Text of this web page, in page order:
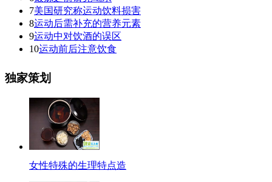
7美国研究称运动饮料损害
8运动后需补充的营养元素
9运动中对饮酒的误区
10运动前后注意饮食
独家策划
女性特殊的生理特点造